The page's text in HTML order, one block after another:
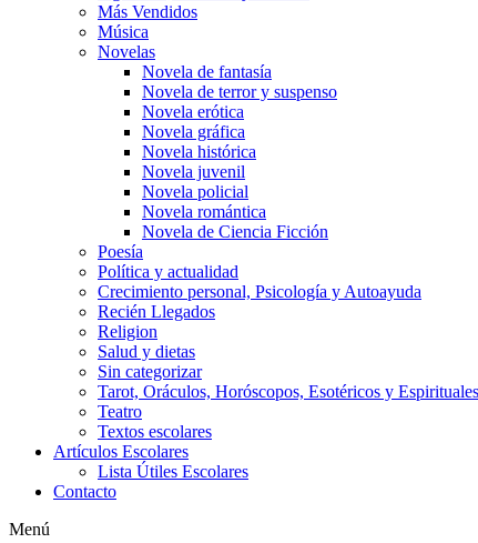
Más Vendidos
Música
Novelas
Novela de fantasía
Novela de terror y suspenso
Novela erótica
Novela gráfica
Novela histórica
Novela juvenil
Novela policial
Novela romántica
Novela de Ciencia Ficción
Poesía
Política y actualidad
Crecimiento personal, Psicología y Autoayuda
Recién Llegados
Religion
Salud y dietas
Sin categorizar
Tarot, Oráculos, Horóscopos, Esotéricos y Espirituales
Teatro
Textos escolares
Artículos Escolares
Lista Útiles Escolares
Contacto
Menú